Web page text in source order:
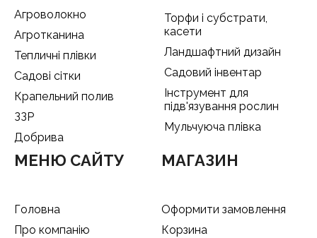
Агроволокно
Агротканина
Тепличні плівки
Садові сітки
Крапельний полив
ЗЗР
Добрива
Торфи і субстрати,
касети
Ландшафтний дизайн
Садовий інвентар
Інструмент для
підв'язування рослин
Мульчуюча плівка
МЕНЮ САЙТУ
Головна
Про компанію
МАГАЗИН
Оформити замовлення
Корзина